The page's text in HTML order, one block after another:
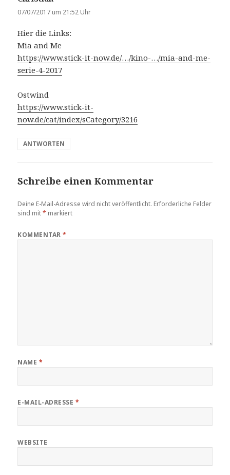
a
t
:
07/07/2017 um 21:52 Uhr
Hier die Links:
Mia and Me
https://www.stick-it-now.de/…/kino-…/mia-and-me-
serie-4-2017
Ostwind
https://www.stick-it-
now.de/cat/index/sCategory/3216
ANTWORTEN
Schreibe einen Kommentar
Deine E-Mail-Adresse wird nicht veröffentlicht. Erforderliche Felder
sind mit* markiert
KOMMENTAR*
NAME *
E-MAIL-ADRESSE *
WEBSITE